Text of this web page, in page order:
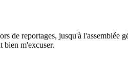
de reportages, jusqu'à
bien m'excuser.